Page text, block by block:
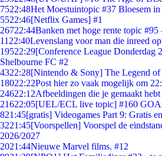
7522:48Het Moestuintopic #37 Bloesem in
5522:46[Netflix Games] #1
26722:44Banken met hoge rente topic #95
11 22:40Levenslang voor man die inreed
19522:29[Conference League Donderdag
Shelbourne FC #2
4322:28[Nintendo & Sony] The Legend of
18022:22Post hier zo vaak mogelijk om
24622:12Afbeeldingen die je gemaakt
21622:05[UEL/ECL live topic] #160
821:45[gratis] Videogames Part 9: Gratis
3221:45[Voorspellen] Voorspel de
2026/2027
2021:44Nieuwe Marvel films. #12